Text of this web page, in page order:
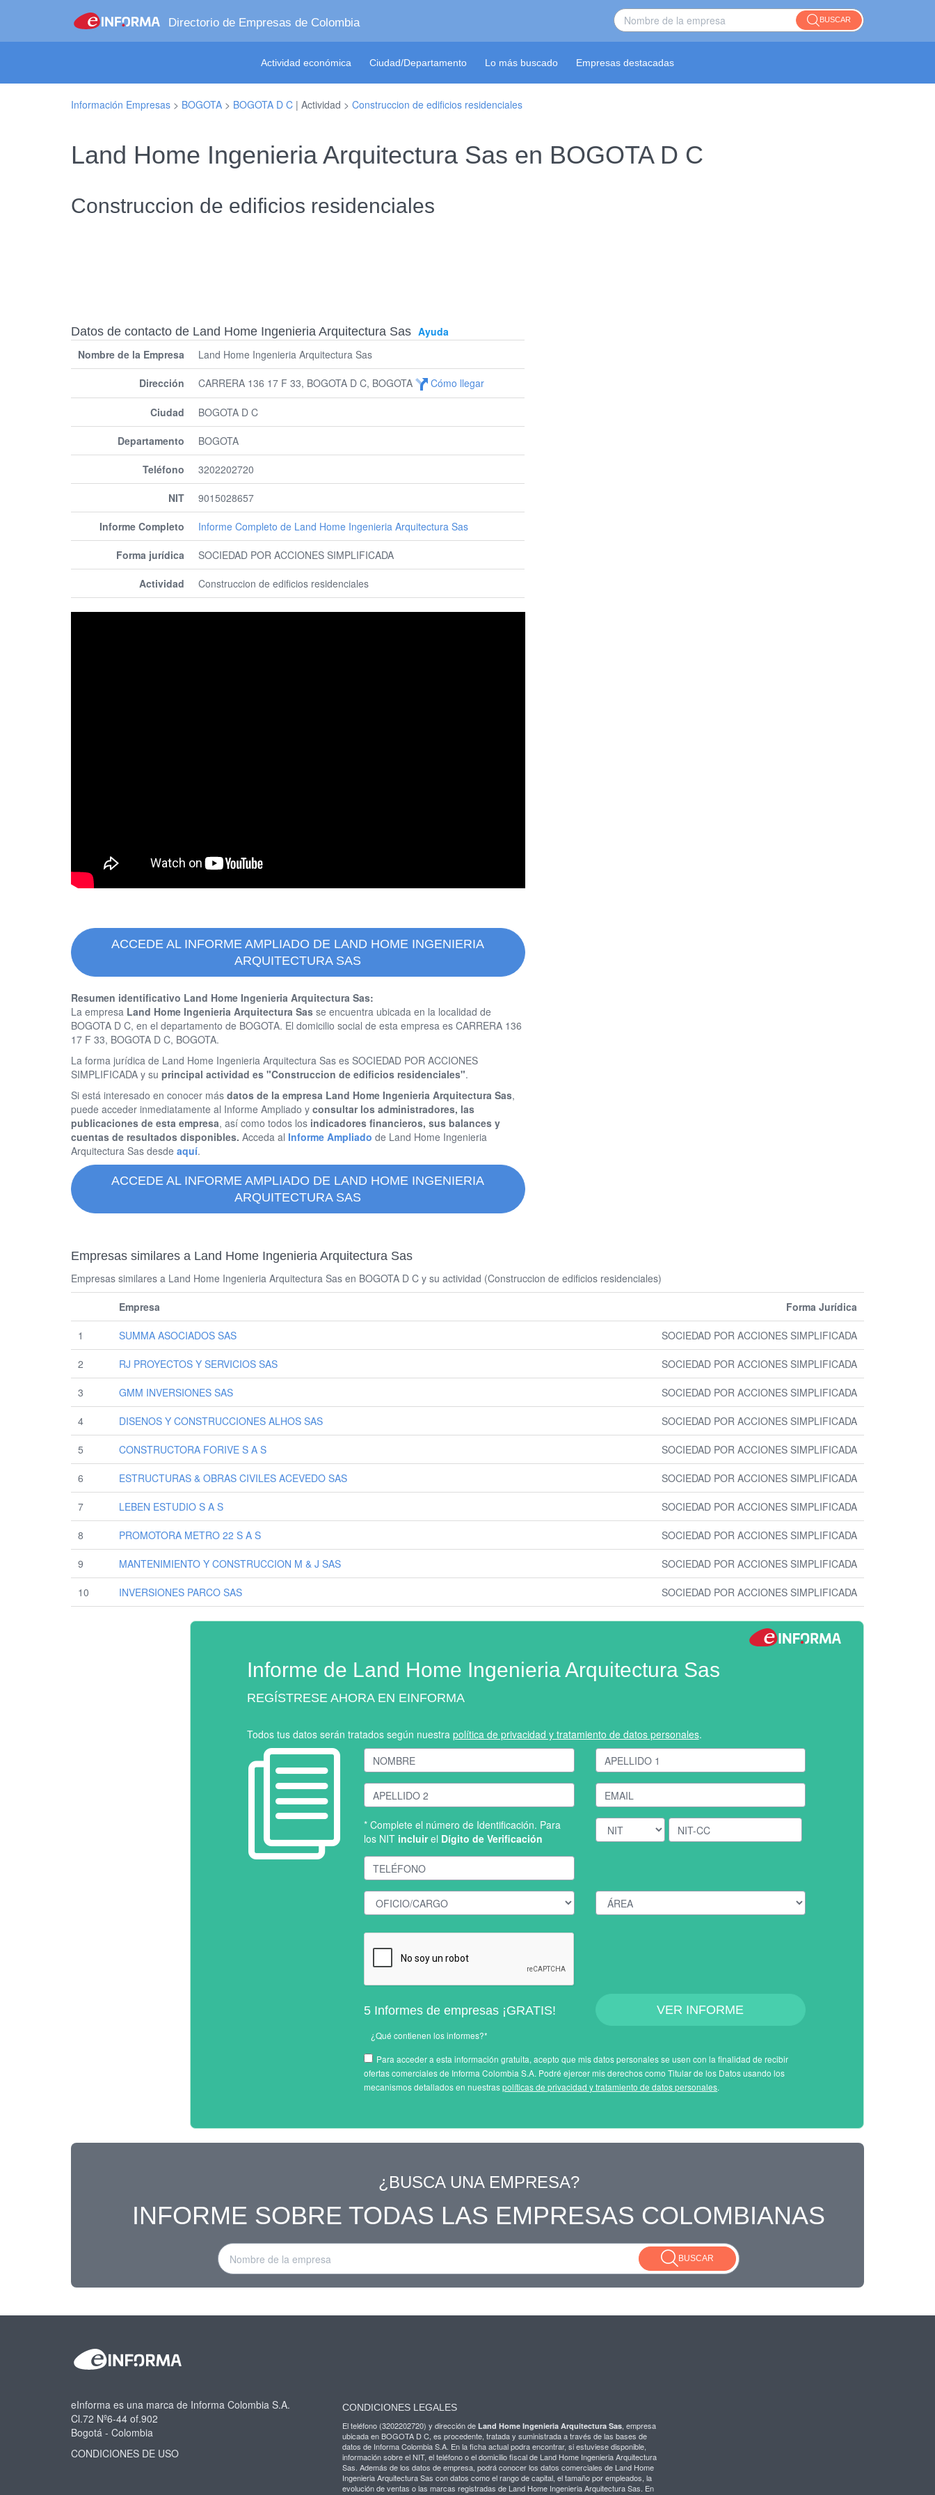
Directorio de Empresas de Colombia BUSCAR
Actividad económica Ciudad/Departamento Lo más buscado Empresas destacadas
Información Empresas > BOGOTA > BOGOTA D C | Actividad > Construccion de edificios residenciales
Land Home Ingenieria Arquitectura Sas en BOGOTA D C
Construccion de edificios residenciales
Datos de contacto de Land Home Ingenieria Arquitectura Sas Ayuda
Nombre de la Empresa
Land Home Ingenieria Arquitectura Sas
Dirección CARRERA 136 17 F 33, BOGOTA D C, BOGOTA Cómo llegar
Ciudad BOGOTA D C
Departamento BOGOTA
Teléfono 3202202720
NIT 9015028657
Informe Completo Informe Completo de Land Home Ingenieria Arquitectura Sas
Forma jurídica SOCIEDAD POR ACCIONES SIMPLIFICADA
Actividad Construccion de edificios residenciales
ACCEDE AL INFORME AMPLIADO DE LAND HOME INGENIERIA
ARQUITECTURA SAS
Resumen identificativo Land Home Ingenieria Arquitectura Sas:
La empresa Land Home Ingenieria Arquitectura Sas se encuentra ubicada en la localidad de
BOGOTA D C, en el departamento de BOGOTA. El domicilio social de esta empresa es CARRERA 136
17 F 33, BOGOTA D C, BOGOTA.
La forma jurídica de Land Home Ingenieria Arquitectura Sas es SOCIEDAD POR ACCIONES
SIMPLIFICADA y su principal actividad es "Construccion de edificios residenciales".
Si está interesado en conocer más datos de la empresa Land Home Ingenieria Arquitectura Sas,
puede acceder inmediatamente al Informe Ampliado y consultar los administradores, las
publicaciones de esta empresa, así como todos los indicadores financieros, sus balances y
cuentas de resultados disponibles. Acceda al Informe Ampliado de Land Home Ingenieria
Arquitectura Sas desde aquí.
ACCEDE AL INFORME AMPLIADO DE LAND HOME INGENIERIA
ARQUITECTURA SAS
Empresas similares a Land Home Ingenieria Arquitectura Sas
Empresas similares a Land Home Ingenieria Arquitectura Sas en BOGOTA D C y su actividad (Construccion de edificios residenciales)
Empresa Forma Jurídica
1 SUMMA ASOCIADOS SAS SOCIEDAD POR ACCIONES SIMPLIFICADA
2 RJ PROYECTOS Y SERVICIOS SAS SOCIEDAD POR ACCIONES SIMPLIFICADA
3 GMM INVERSIONES SAS SOCIEDAD POR ACCIONES SIMPLIFICADA
4 DISENOS Y CONSTRUCCIONES ALHOS SAS SOCIEDAD POR ACCIONES SIMPLIFICADA
5 CONSTRUCTORA FORIVE S A S SOCIEDAD POR ACCIONES SIMPLIFICADA
6 ESTRUCTURAS & OBRAS CIVILES ACEVEDO SAS SOCIEDAD POR ACCIONES SIMPLIFICADA
7 LEBEN ESTUDIO S A S SOCIEDAD POR ACCIONES SIMPLIFICADA
8 PROMOTORA METRO 22 S A S SOCIEDAD POR ACCIONES SIMPLIFICADA
9 MANTENIMIENTO Y CONSTRUCCION M & J SAS SOCIEDAD POR ACCIONES SIMPLIFICADA
10 INVERSIONES PARCO SAS SOCIEDAD POR ACCIONES SIMPLIFICADA
Informe de Land Home Ingenieria Arquitectura Sas
REGÍSTRESE AHORA EN EINFORMA
Todos tus datos serán tratados según nuestra política de privacidad y tratamiento de datos personales.
* Complete el número de Identificación. Para
los NIT incluirel Dígito de Verificación
5 Informes de empresas ¡GRATIS!
¿Qué contienen los informes?*
VER INFORME
Para acceder a esta información gratuita, acepto que mis datos personales se usen con la finalidad de recibir
ofertas comerciales de Informa Colombia S.A. Podré ejercer mis derechos como Titular de los Datos usando los
mecanismos detallados en nuestraspolíticas de privacidad y tratamiento de datos personales.
¿BUSCA UNA EMPRESA?
INFORME SOBRE TODAS LAS EMPRESAS COLOMBIANAS
BUSCAR
eInforma es una marca de Informa Colombia S.A.
Cl.72 Nº6-44 of.902
Bogotá - Colombia
CONDICIONES DE USO
CONDICIONES LEGALES
El teléfono (3202202720) y dirección de Land Home Ingenieria Arquitectura Sas , empresa
ubicada en BOGOTA D C, es procedente, tratada y suministrada a través de las bases de
datos de Informa Colombia S.A. En la ficha actual podra encontrar, si estuviese disponible,
información sobre el NIT, el teléfono o el domicilio fiscal de Land Home Ingenieria Arquitectura
Sas. Además de los datos de empresa, podrá conocer los datos comerciales de Land Home
Ingenieria Arquitectura Sas con datos como el rango de capital, el tamaño por empleados, la
evolución de ventas o las marcas registradas de Land Home Ingenieria Arquitectura Sas. En